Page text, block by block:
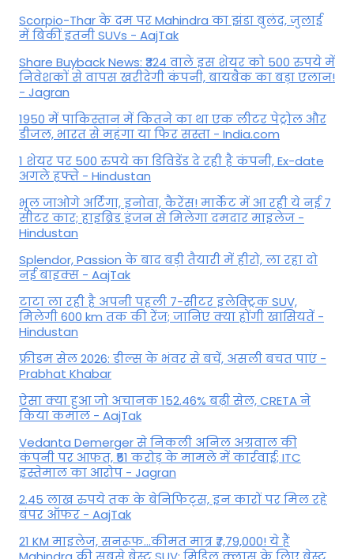
Scorpio-Thar के दम पर Mahindra का झंडा बुलंद, जुलाई
में बिकीं इतनी SUVs - AajTak
Share Buyback News: ₹324 वाले इस शेयर को 500 रुपये में
निवेशकों से वापस खरीदेगी कंपनी, बायबैक का बड़ा एलान!
- Jagran
1950 में पाकिस्तान में कितने का था एक लीटर पेट्रोल और
डीजल, भारत से महंगा या फिर सस्ता - India.com
1 शेयर पर 500 रुपये का डिविडेंड दे रही है कंपनी, Ex-date
अगले हफ्ते - Hindustan
भूल जाओगे अर्टिगा, इनोवा, कैरेंस! मार्केट में आ रही ये नई 7
सीटर कार; हाइब्रिड इंजन से मिलेगा दमदार माइलेज -
Hindustan
Splendor, Passion के बाद बड़ी तैयारी में हीरो, ला रहा दो
नई बाइक्स - AajTak
टाटा ला रही है अपनी पहली 7-सीटर इलेक्ट्रिक SUV,
मिलेगी 600 km तक की रेंज; जानिए क्या होंगी खासियतें -
Hindustan
फ्रीडम सेल 2026: डील्स के भंवर से बचें, असली बचत पाएं -
Prabhat Khabar
ऐसा क्या हुआ जो अचानक 152.46% बढ़ी सेल, CRETA ने
किया कमाल - AajTak
Vedanta Demerger से निकली अनिल अग्रवाल की
कंपनी पर आफत, ₹51 करोड़ के मामले में कार्रवाई; ITC
इस्तेमाल का आरोप - Jagran
2.45 लाख रुपये तक के बेनिफिट्स, इन कारों पर मिल रहे
बंपर ऑफर - AajTak
21 KM माइलेज, सनरूफ...कीमत मात्र ₹7,79,000! ये हैं